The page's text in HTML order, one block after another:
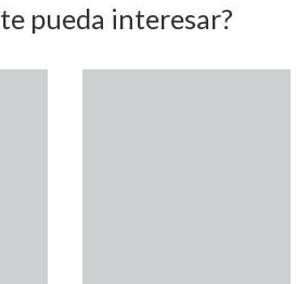
pueda interesar?